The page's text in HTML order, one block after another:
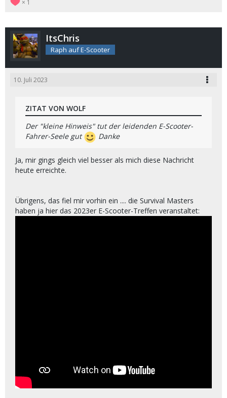
1
ItsChris
Raph auf E-Scooter
10. Juli 2023
ZITAT VON WOLF
Der "kleine Hinweis" tut der leidenden E-Scooter-
Fahrer-Seele gut
Danke
Ja, mir gings gleich viel besser als mich diese Nachricht
heute erreichte.
Übrigens, das fiel mir vorhin ein .... die Survival Masters
haben ja hier das 2023er E-Scooter-Treffen veranstaltet: